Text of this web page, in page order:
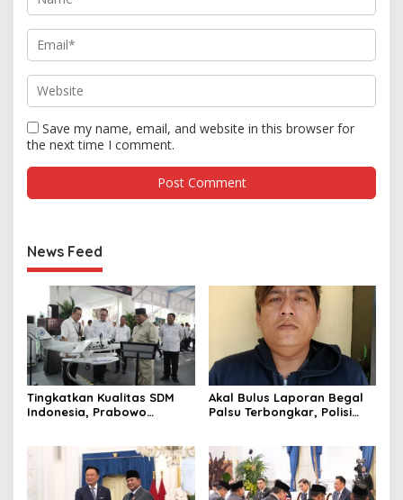
Save my name, email, and website in this browser for
the next time I comment.
News Feed
Tingkatkan Kualitas SDM
Indonesia, Prabowo
Terbaik Dunia
Akal Bulus Laporan Begal
Palsu Terbongkar, Polisi